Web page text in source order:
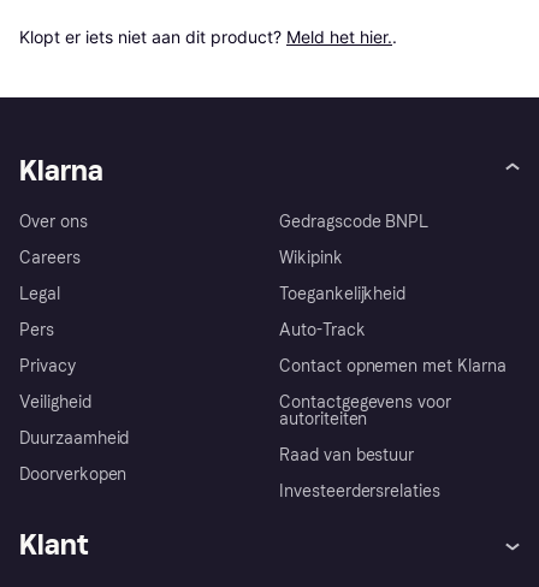
Klopt er iets niet aan dit product? Meld het hier..
Klarna
Over ons
Careers
Legal
Pers
Privacy
Veiligheid
Duurzaamheid
Doorverkopen
Gedragscode BNPL
Wikipink
Toegankelijkheid
Auto-Track
Contact opnemen met Klarna
Contactgegevens voor
autoriteiten
Raad van bestuur
Investeerdersrelaties
Klant